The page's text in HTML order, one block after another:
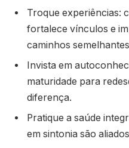
Troque experiências:
fortalece vínculos e
caminhos
Invista em
maturidade para
diferença.
Pratique a saúde
em sintonia são